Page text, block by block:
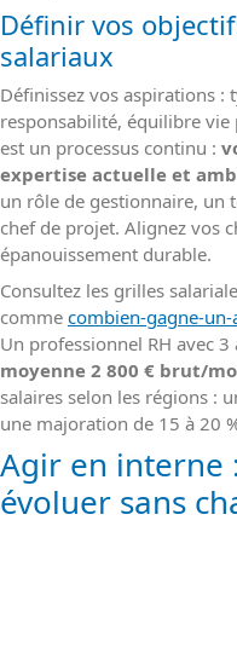
Définir vos
salariaux
Définissez vos aspirations :
responsabilité, équilibre vie
est un processus continu :
expertise actuelle et
un rôle de gestionnaire, un
chef de projet. Alignez vos
épanouissement durable.
Consultez les grilles
comme combien-gagne-un-
Un professionnel RH avec 3
moyenne 2 800 € brut/
salaires selon les régions :
une majoration de 15 à 20
Agir en interne
évoluer sans